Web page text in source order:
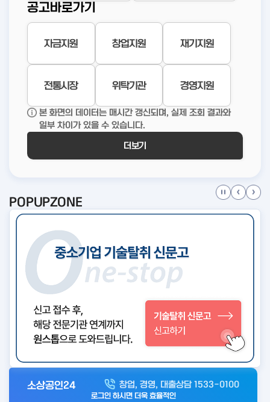
공고바로가기
자금지원 창업지원 재기지원
전통시장 위탁기관 경영지원
본 화면의 데이터는 매시간 갱신되며, 실제 조회 결과와
일부 차이가 있을 수 있습니다.
더보기
POPUPZONE
아
소상공인24 창업, 경영, 대출상담 1533-0100
로그인 하시면 더욱 효율적인